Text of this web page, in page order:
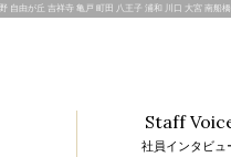
自由が丘 吉祥寺 亀戸 町田 八王子 浦和 川口 大宮 南
Staff
社員インタビュ